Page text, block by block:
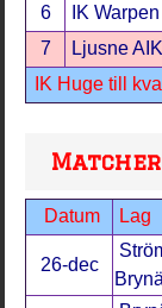
6
IK
7
Ljusne
IK Huge till
Datum Lag
26-dec